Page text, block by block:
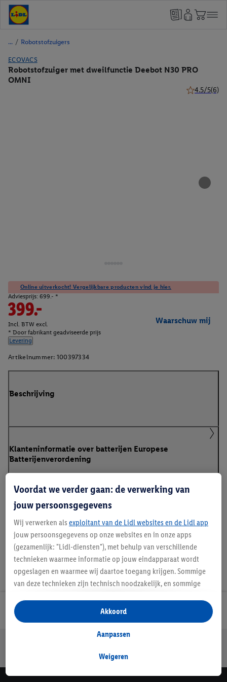
/ Robotstofzuigers
ECOVACS
Robotstofzuiger met dweilfunctie Deebot N30 PRO
OMNI
4.5/5(6)
Online uitverkocht! Vergelijkbare producten vind je hier.
Adviesprijs: 699.- *
399.-
Incl. BTW excl.
* Door fabrikant geadviseerde prijs
Levering
Waarschuw mij
Artikelnummer: 100397334
Beschrijving
Klanteninformatie over batterijen Europese
Batterijenverordening
Handleidingen en downloads
Lidl Nieuwsbrief
Jouw voordelen bij ons als Lidl webshop klant
Veilig winkelen
Voordat we verder gaan: de verwerking van
jouw persoonsgegevens
Wij verwerken als exploitant van de Lidl websites en de Lidl app
jouw persoonsgegevens op onze websites en in onze apps
(gezamenlijk: "Lidl-diensten"), met behulp van verschillende
technieken waarmee informatie op jouw eindapparaat wordt
opgeslagen en waarmee wij daartoe toegang krijgen. Sommige
van deze technieken zijn technisch noodzakelijk, en sommige
opslaan van voorkeursinstellingen, het verzamelen en
analyseren van statistieken of voor het tonen van
gepersonaliseerde reclame binnen en buiten de Lidl-diensten.
gegevens over jouw aankoopgedrag in de winkel ook voor de
Weigeren
Aanpassen
Akkoord